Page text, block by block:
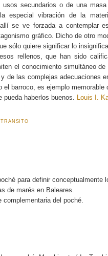
secundarios o de una
especial vibración de la
se ve forzada a contemplar
gráfico. Dicho de otro
sólo quiere significar lo
rellenos, que han sido
el conocimiento simultáneo
de las complejas adecuaciones
barroco, es ejemplo memorable
haberlos buenos. Louis I.
TRANSITO
para definir conceptualmente
de marés en Baleares.
del poché.